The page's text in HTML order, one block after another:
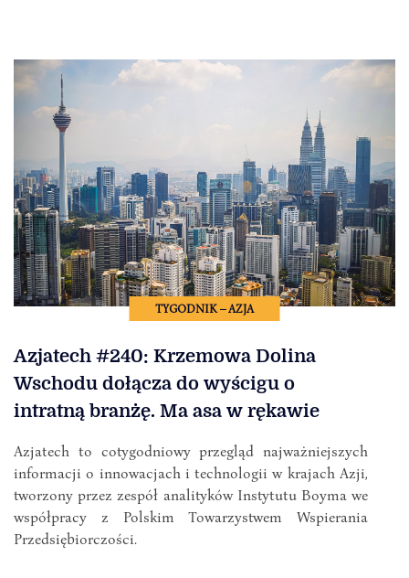
TYGODNIK – AZJA
Azjatech #240: Krzemowa Dolina
Wschodu dołącza do wyścigu o
intratną branżę. Ma asa w rękawie
Azjatech to cotygodniowy przegląd najważniejszych
informacji o innowacjach i technologii w krajach Azji,
tworzony przez zespół analityków Instytutu Boyma we
współpracy z Polskim Towarzystwem Wspierania
Przedsiębiorczości.